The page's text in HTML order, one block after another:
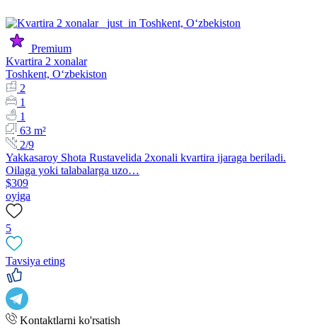
Premium
Kvartira 2 xonalar
Toshkent, Oʻzbekiston
2
1
1
63 m²
2/9
Yakkasaroy Shota Rustavelida 2xonali kvartira ijaraga beriladi.
Oilaga yoki talabalarga uzo…
$309
oyiga
5
Tavsiya eting
Kontaktlarni ko'rsatish